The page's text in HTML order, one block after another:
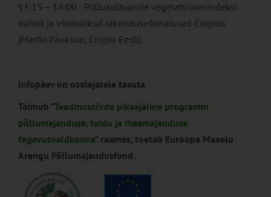
13:15 – 14:00 Põllukultuuride vegetatsiooniindeksi
näited ja võimalikud rakendusvõimalused Cropios
(Martin Paukson, Cropio Eesti).
Infopäev on osalejatele tasuta
Toimub “Teadmussiirde pikaajaline programm
põllumajanduse, toidu ja maamajanduse
tegevusvaldkonna” raames, toetab Euroopa Maaelu
Arengu Põllumajandusfond.